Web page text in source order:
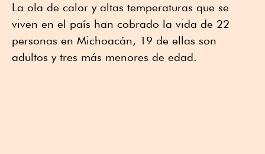
La ola de calor y altas temperaturas que se
viven en el país han cobrado la vida de 22
personas en Michoacán, 19 de ellas son
adultos y tres más menores de edad.